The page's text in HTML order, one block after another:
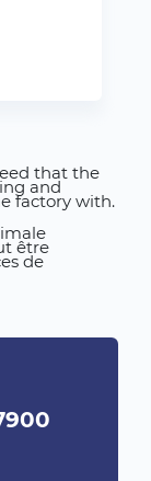
that the
and
factory with.
être
de